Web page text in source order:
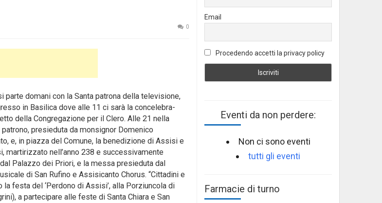
0
parte domani con la Santa patrona della televisione,
in Basilica dove alle 11 ci sarà la concelebra-
della Congregazione per il Clero. Alle 21 nella
presieduta da monsignor Domenico
e, in piazza del Comune, la benedizione di Assisi e
martirizzato nell’anno 238 e successivamente
Palazzo dei Priori, e la messa presieduta dal
di San Rufino e Assisicanto Chorus. “Cittadini e
festa del ‘Perdono di Assisi’, alla Porziuncola di
a partecipare alle feste di Santa Chiara e San
Email
Procedendo accetti la privacy policy
Eventi da non perdere:
Non ci sono eventi
tutti gli eventi
Farmacie di turno